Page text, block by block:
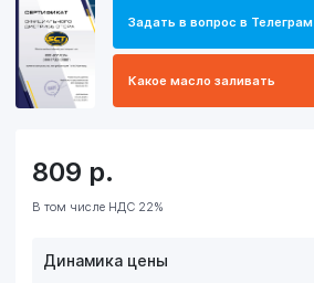
Задать в вопрос в Телеграм
Какое масло заливать
809 р.
В том числе НДС 22%
Динамика цены